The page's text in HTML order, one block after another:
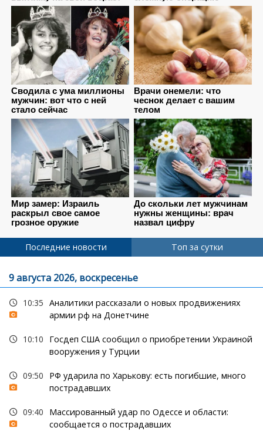
Последние новости Топ за сутки
9 августа 2026, воскресенье
10:35 Аналитики рассказали о новых продвижениях
армии рф на Донетчине
10:10
Госдеп США сообщил о приобретении Украиной
вооружения у Турции
09:50
РФ ударила по Харькову: есть погибшие, много
пострадавших
09:40
Массированный удар по Одессе и области:
сообщается о пострадавших